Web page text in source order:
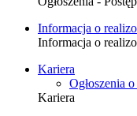
Informacja o
Informacja o
Kariera
Ogłoszenia
Kariera